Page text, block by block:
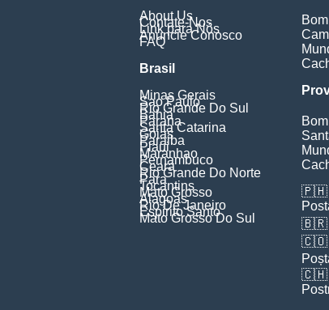
About Us
Contate-Nos
Link para Nós
Anuncie Conosco
FAQ
Brasil
Minas Gerais
Sao Paulo
Rio Grande Do Sul
Bahia
Parana
Santa Catarina
Goias
Paraiba
Piaui
Maranhao
Pernambuco
Ceara
Rio Grande Do Norte
Para
Tocantins
Mato Grosso
Alagoas
Rio De Janeiro
Espirito Santo
Mato Grosso Do Sul
🇵🇭
🇧🇷
🇨🇴
🇨🇭